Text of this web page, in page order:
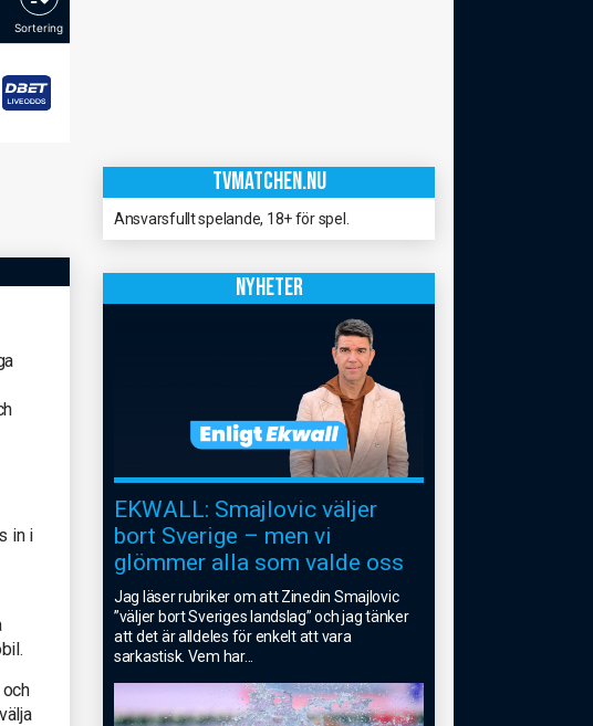
Sortering
in i
TVMATCHEN.NU
Ansvarsfullt spelande, 18+ för spel.
NYHETER
EKWALL: Smajlovic väljer
bort Sverige – men vi
glömmer alla som valde oss
Jag läser rubriker om att Zinedin Smajlovic
”väljer bort Sveriges landslag” och jag tänker
att det är alldeles för enkelt att vara
sarkastisk. Vem har...